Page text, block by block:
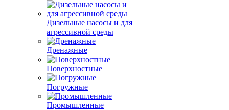
Дизельные насосы и для
агрессивной среды
Дренажные
Поверхностные
Погружные
Промышленные